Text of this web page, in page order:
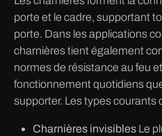
porte et le cadre, supportant
porte. Dans les applications
charnières tient également
normes de résistance au feu
fonctionnement quotidiens
supporter. Les types courants
Charnières invisibles Le